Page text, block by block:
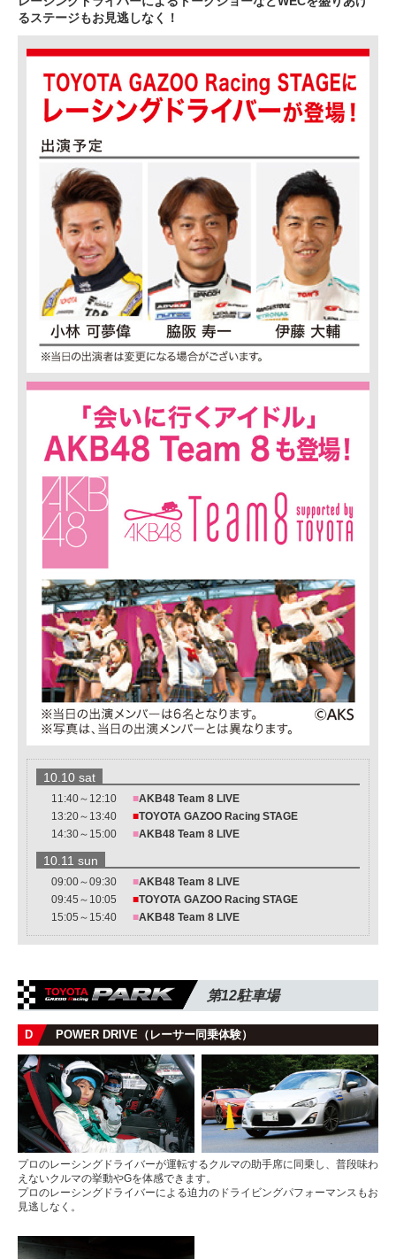
るステージもお見逃しなく！
10.10 sat
11:40～12:10 ■AKB48 Team 8 LIVE
13:20～13:40
■TOYOTA GAZOO Racing STAGE
14:30～15:00
■AKB48 Team 8 LIVE
10.11 sun
09:00～09:30 ■AKB48 Team 8 LIVE
09:45～10:05
■TOYOTA GAZOO Racing STAGE
15:05～15:40
■AKB48 Team 8 LIVE
第12駐車場
D POWER DRIVE（レーサー同乗体験）
プロのレーシングドライバーが運転するクルマの助手席に同乗し、普段味わ
えないクルマの挙動やGを体感できます。
プロのレーシングドライバーによる迫力のドライビングパフォーマンスもお
見逃しなく。